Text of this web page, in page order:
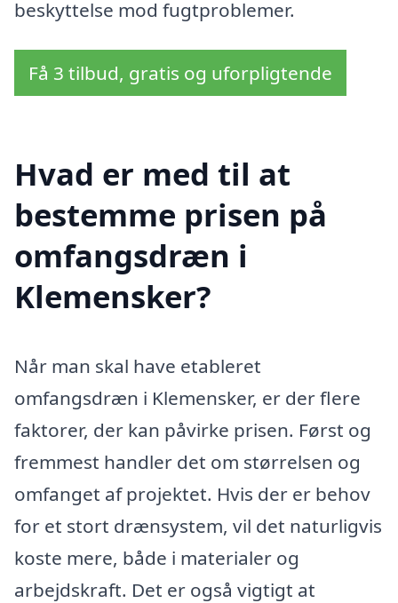
beskyttelse mod fugtproblemer.
Få 3 tilbud, gratis og uforpligtende
Hvad er med til at
bestemme prisen på
omfangsdræn i
Klemensker?
Når man skal have etableret
omfangsdræn i Klemensker, er der flere
faktorer, der kan påvirke prisen. Først og
fremmest handler det om størrelsen og
omfanget af projektet. Hvis der er behov
for et stort drænsystem, vil det naturligvis
koste mere, både i materialer og
arbejdskraft. Det er også vigtigt at